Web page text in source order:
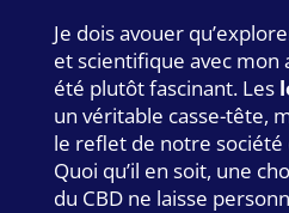
Je dois avouer
et scientifique avec mon
été plutôt fascinant. Les
un véritable casse-tête,
le reflet de notre
Quoi qu’il en soit, une
du CBD ne laisse